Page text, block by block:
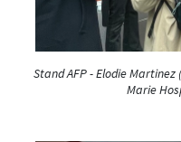
Stand AFP - Elodie
Marie